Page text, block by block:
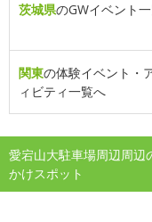
茨城県のGWイベント
関東の体験イベント・
ィビティ一覧へ
愛宕山大駐車場周辺周辺
かけスポット